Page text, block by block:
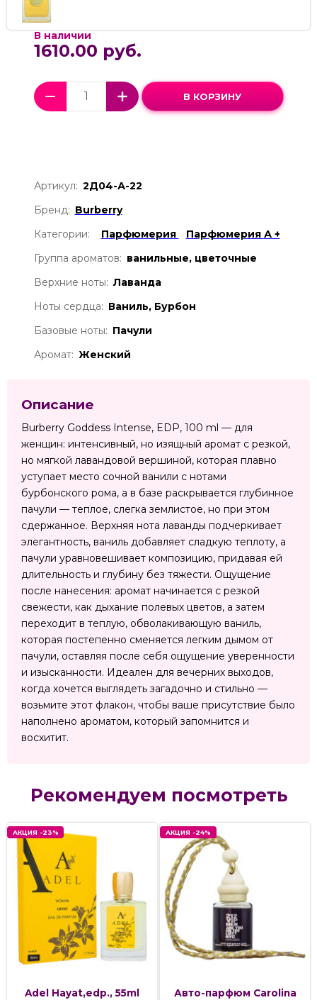
В наличии
1610.00 руб.
В КОРЗИНУ
Артикул: 2Д04-А-22
Бренд: Burberry
Категории:
Парфюмерия
Парфюмерия А +
Группа ароматов: ванильные, цветочные
Верхние ноты: Лаванда
Ноты сердца: Ваниль, Бурбон
Базовые ноты: Пачули
Аромат: Женский
Описание
Burberry Goddess Intense, EDP, 100 ml — для
женщин: интенсивный, но изящный аромат с резкой,
но мягкой лавандовой вершиной, которая плавно
уступает место сочной ванили с нотами
бурбонского рома, а в базе раскрывается глубинное
пачули — теплое, слегка землистое, но при этом
сдержанное. Верхняя нота лаванды подчеркивает
элегантность, ваниль добавляет сладкую теплоту, а
пачули уравновешивает композицию, придавая ей
длительность и глубину без тяжести. Ощущение
после нанесения: аромат начинается с резкой
свежести, как дыхание полевых цветов, а затем
переходит в теплую, обволакивающую ваниль,
которая постепенно сменяется легким дымом от
пачули, оставляя после себя ощущение уверенности
и изысканности. Идеален для вечерних выходов,
когда хочется выглядеть загадочно и стильно —
возьмите этот флакон, чтобы ваше присутствие было
наполнено ароматом, который запомнится и
восхитит.
Рекомендуем посмотреть
АКЦИЯ -23%
Adel Hayat,edp., 55ml
АКЦИЯ -24%
Авто-парфюм Carolina